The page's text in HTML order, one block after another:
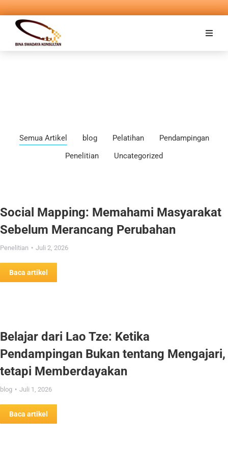
Semua Artikel blog Pelatihan
Pendampingan
Penelitian
Uncategorized
Social Mapping: Memahami Masyarakat
Sebelum Merancang Perubahan
Penelitian Juli 2, 2026
Baca artikel
Belajar dari Lao Tze: Ketika
Pendampingan Bukan tentang Mengajari,
tetapi Memberdayakan
blog Juli 1, 2026
Baca artikel